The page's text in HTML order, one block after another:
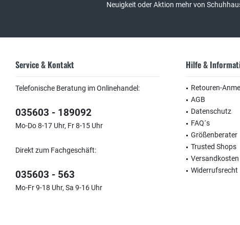
Neuigkeit oder Aktion mehr von
Service & Kontakt
Telefonische Beratung im Onlinehandel:
035603 - 189092
Mo-Do 8-17 Uhr, Fr 8-15 Uhr
Direkt zum Fachgeschäft:
035603 - 563
Mo-Fr 9-18 Uhr, Sa 9-16 Uhr
Hilfe &
Retouren-
AGB
Datenschutz
FAQ´s
Größenberater
Trusted Shops
Versandkosten
Widerrufsrecht